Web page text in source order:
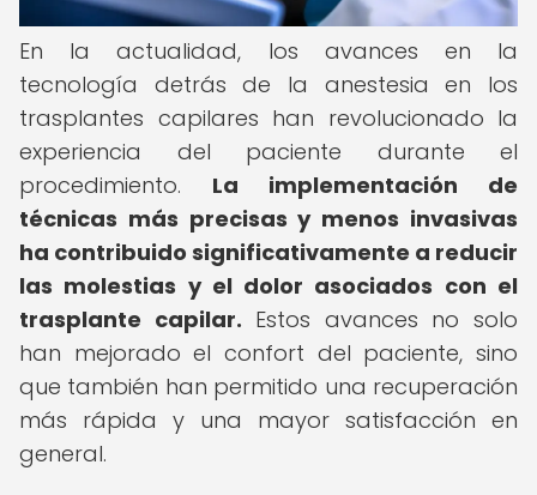
En la actualidad, los avances en la
tecnología detrás de la anestesia en los
trasplantes capilares han revolucionado la
experiencia del paciente durante el
procedimiento. La implementación de
técnicas más precisas y menos invasivas
ha contribuido significativamente a reducir
las molestias y el dolor asociados con el
trasplante capilar. Estos avances no solo
han mejorado el confort del paciente, sino
que también han permitido una recuperación
más rápida y una mayor satisfacción en
general.